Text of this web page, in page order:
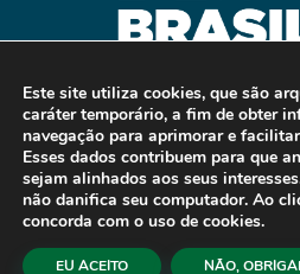
Copyright © 2026 Fealq.
Este site utiliza cookies, que são
caráter temporário, a fim de obter
navegação para aprimorar e
Esses dados contribuem para que
sejam alinhados aos seus
não danifica seu computador. Ao
concorda com o uso de cookies.
EU ACEITO NÃO,